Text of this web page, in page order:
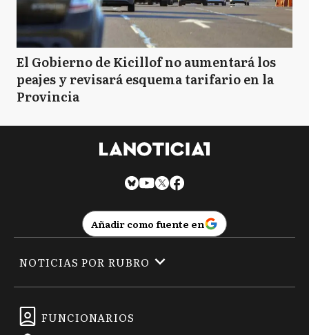
El Gobierno de Kicillof no aumentará los
peajes y revisará esquema tarifario en la
Provincia
Añadir como fuente en
FUNCIONARIOS
NOTICIAS POR RUBRO